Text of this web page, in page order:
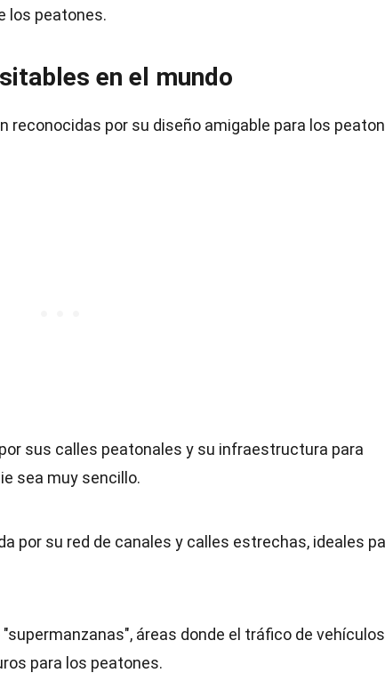
los peatones.
en el mundo
reconocidas por su diseño amigable para los
sus calles peatonales y su infraestructura para
sea muy sencillo.
por su red de canales y calles estrechas, ideales
áreas donde el tráfico de
para los peatones.